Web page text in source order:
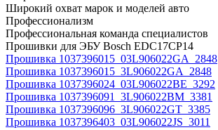
Широкий охват марок и моделей авто
Профессионализм
Профессиональная команда специалистов
Прошивки для ЭБУ Bosch EDC17CP14
Прошивка 1037396015_03L906022GA_2848
Прошивка 1037396015_3L906022GA_2848
Прошивка 1037396024_03L906022BE_3292
Прошивка 1037396091_3L906022BM_3381
Прошивка 1037396096_3L906022GT_3385
Прошивка 1037396403_03L906022JS_3011